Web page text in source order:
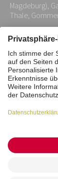
Magdeburg),
Thale,
Impressum
Interne
© 2026